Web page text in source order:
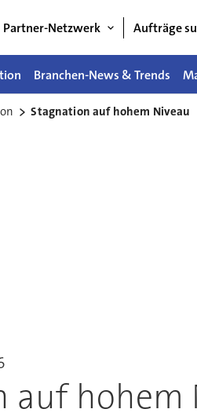
Partner-Netzwerk Aufträge
Branchen-News & Trends
Stagnation auf hohem Niveau
auf hohem